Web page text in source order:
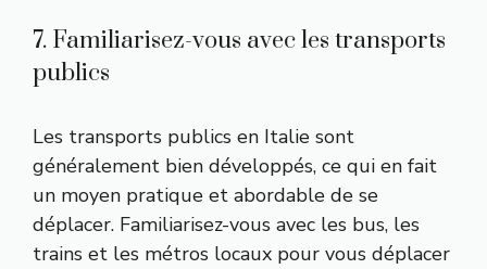
7. Familiarisez-vous avec les transports
publics
Les transports publics en Italie sont
généralement bien développés, ce qui en fait
un moyen pratique et abordable de se
déplacer. Familiarisez-vous avec les bus, les
trains et les métros locaux pour vous déplacer